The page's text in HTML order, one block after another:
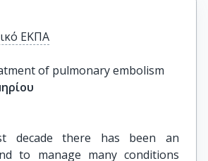
ΕΚΠΑ
of pulmonary embolism
decade there has been an
to manage many conditions